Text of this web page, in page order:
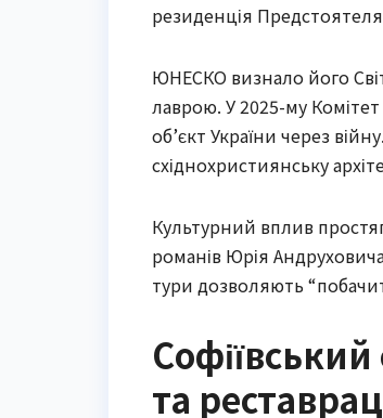
резиденція
ЮНЕСКО визнало його
лаврою. У 2025-му
об’єкт України через
східнохристиянську
Культурний вплив
романів Юрія
тури дозволяють
та